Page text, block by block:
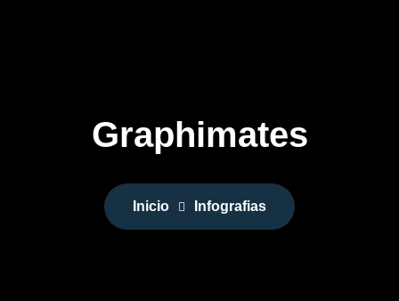
Graphimates
Inicio Infografias